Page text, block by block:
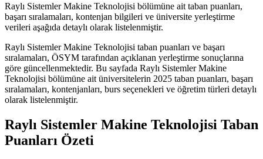
Raylı Sistemler Makine Teknolojisi bölümüne ait taban puanları,
başarı sıralamaları, kontenjan bilgileri ve üniversite yerleştirme
verileri aşağıda detaylı olarak listelenmiştir.
Raylı Sistemler Makine Teknolojisi taban puanları ve başarı
sıralamaları, ÖSYM tarafından açıklanan yerleştirme sonuçlarına
göre güncellenmektedir. Bu sayfada Raylı Sistemler Makine
Teknolojisi bölümüne ait üniversitelerin 2025 taban puanları, başarı
sıralamaları, kontenjanları, burs seçenekleri ve öğretim türleri detaylı
olarak listelenmiştir.
Raylı Sistemler Makine Teknolojisi Taban
Puanları Özeti